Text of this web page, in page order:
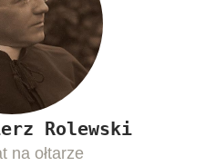
Rolewski
na ołtarze